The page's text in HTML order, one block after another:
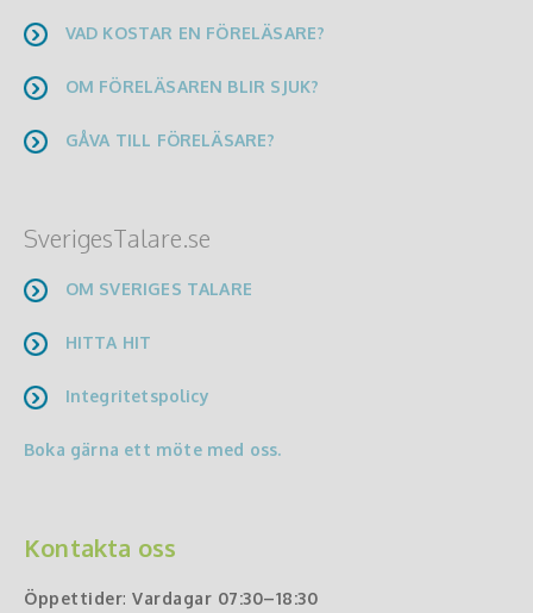
VAD KOSTAR EN FÖRELÄSARE?
OM FÖRELÄSAREN BLIR SJUK?
GÅVA TILL FÖRELÄSARE?
SverigesTalare.se
OM SVERIGES TALARE
HITTA HIT
Integritetspolicy
Boka gärna ett möte med oss.
Kontakta oss
Öppettider: Vardagar 07:30–18:30